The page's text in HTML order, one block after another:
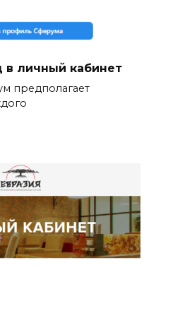
личный кабинет
предполагает